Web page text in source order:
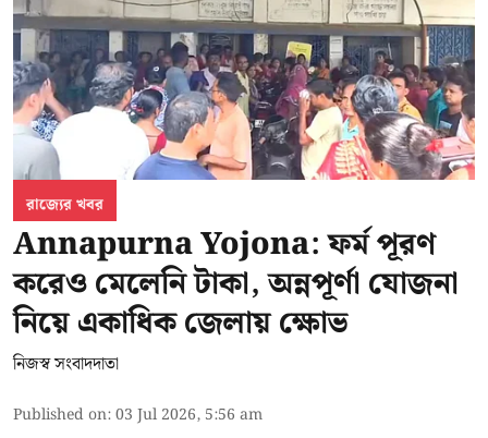
রাজ্যের খবর
Annapurna Yojona: ফর্ম পূরণ
করেও মেলেনি টাকা, অন্নপূর্ণা যোজনা
নিয়ে একাধিক জেলায় ক্ষোভ
নিজস্ব সংবাদদাতা
Published on:03 Jul 2026, 5:56 am